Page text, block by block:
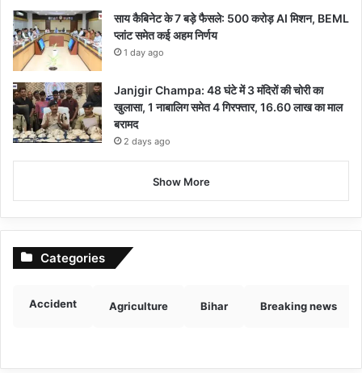
साय कैबिनेट के 7 बड़े फैसले: 500 करोड़ AI मिशन, BEML
प्लांट समेत कई अहम निर्णय
1 day ago
Janjgir Champa: 48 घंटे में 3 मंदिरों की चोरी का
खुलासा, 1 नाबालिग समेत 4 गिरफ्तार, 16.60 लाख का माल
बरामद
2 days ago
Show More
Categories
Accident Agriculture Bihar Breaking news